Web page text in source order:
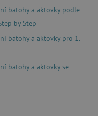
batohy a aktovky podle
by Step
batohy a aktovky pro 1.
batohy a aktovky se